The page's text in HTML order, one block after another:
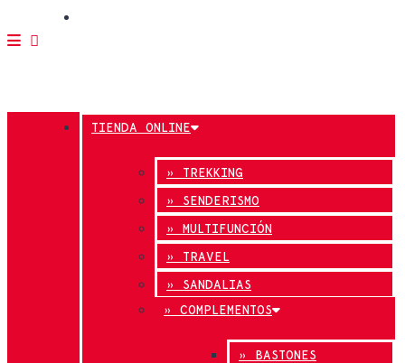
TIENDA ONLINE
» TREKKING
» SENDERISMO
» MULTIFUNCIÓN
» TRAVEL
» SANDALIAS
» COMPLEMENTOS
» BASTONES